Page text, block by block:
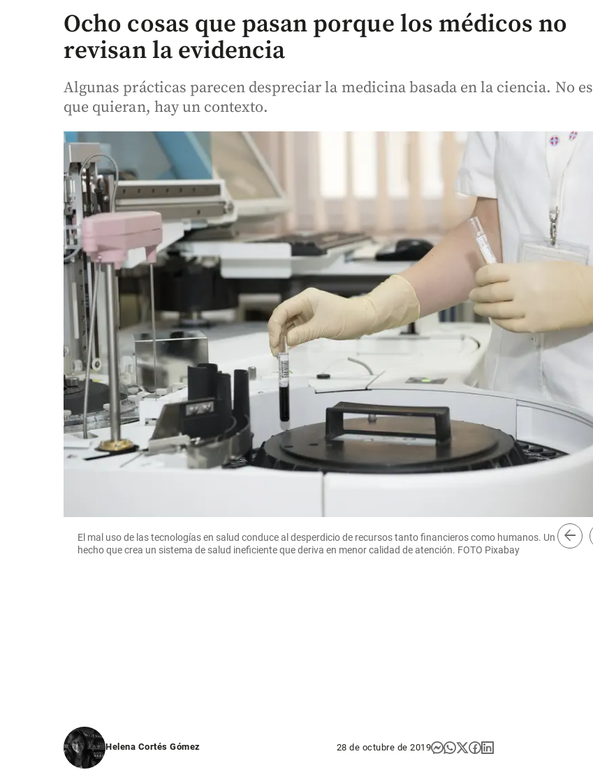
Ocho cosas que pasan porque los médicos no
revisan la evidencia
Algunas prácticas parecen despreciar la medicina basada en la ciencia. No es
que quieran, hay un contexto.
arrow_back
El mal uso de las tecnologías en salud conduce al desperdicio de recursos tanto financieros como humanos. Un
hecho que crea un sistema de salud ineficiente que deriva en menor calidad de atención. FOTO Pixabay
Helena Cortés Gómez 28 de octubre de 2019